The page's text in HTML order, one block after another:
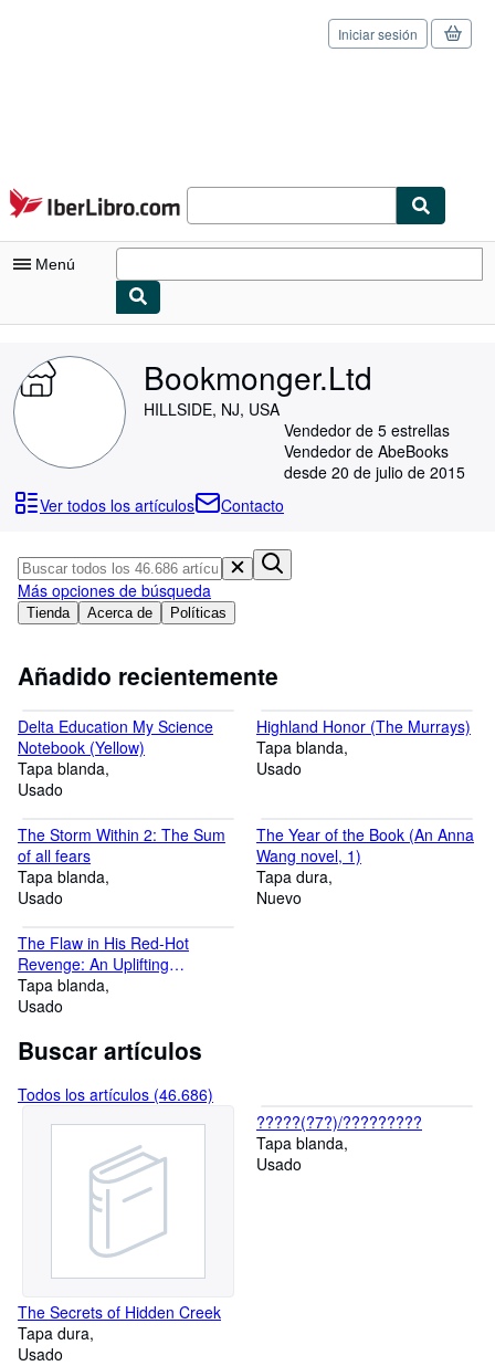
Pasar al contenido principal
IberLibro.com
Iniciar sesión
Menú
Consultar mis pedidos
Búsqueda avanzada
Colecciones
Arte y coleccionismo
Vendedores
Ayuda
CERRAR
Bookmonger.Ltd
HILLSIDE, NJ, USA
Vendedor de 5 estrellas
Vendedor de AbeBooks
desde 20 de julio de 2015
Ver todos los artículos
Contacto
Tienda Acerca de Políticas
Más opciones de búsqueda
Añadido recientemente
Delta Education My Science
Notebook (Yellow)
Tapa blanda
Usado
Highland Honor (The Murrays)
Tapa blanda
Usado
The Storm Within 2: The Sum
of all fears
Tapa blanda
Usado
The Year of the Book (An Anna
Wang novel, 1)
Tapa dura
Nuevo
The Flaw in His Red-Hot
Revenge: An Uplifting
International Romance (Hot
Summer Nights with a
Tapa blanda
Usado
Buscar artículos
Todos los artículos (46.686)
The Secrets of Hidden Creek
Tapa dura
Usado
?????(?7?)/?????????
Tapa blanda
Usado